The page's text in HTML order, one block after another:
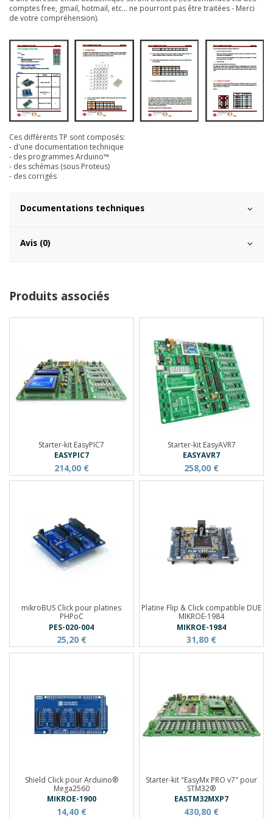
comptes free, gmail, hotmail, etc... ne pourront pas être traitées - Merci
de votre compréhension).
Ces différents TP sont composés:
- d'une documentation technique
- des programmes Arduino™
- des schémas (sous Proteus)
- des corrigés
Documentations techniques
Avis (0)
Produits associés
Starter-kit EasyPIC7
EASYPIC7
214,00 €
Starter-kit EasyAVR7
EASYAVR7
258,00 €
mikroBUS Click pour platines
PHPoC
PES-020-004
25,20 €
Platine Flip & Click compatible DUE
MIKROE-1984
MIKROE-1984
31,80 €
Shield Click pour Arduino®
Mega2560
MIKROE-1900
14,40 €
Starter-kit "EasyMx PRO v7" pour
STM32®
EASTM32MXP7
430,80 €